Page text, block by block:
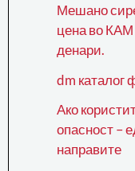
Мешано
цена во КАМ
денари.
dm каталог
Ако
опасност –
направите